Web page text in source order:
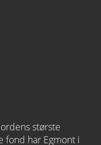
største
fond har Egmont i